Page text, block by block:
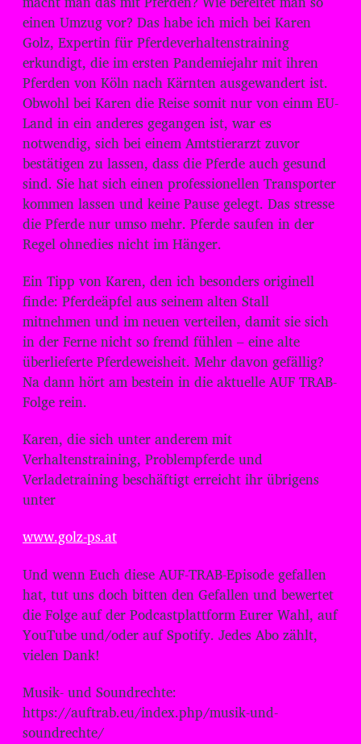
o
-
P
l
a
y
e
r
einen Umzug vor? Das habe ich mich bei Karen
Golz, Expertin für Pferdeverhaltenstraining
erkundigt, die im ersten Pandemiejahr mit ihren
Pferden von Köln nach Kärnten ausgewandert ist.
Obwohl bei Karen die Reise somit nur von einm EU-
Land in ein anderes gegangen ist, war es
notwendig, sich bei einem Amtstierarzt zuvor
bestätigen zu lassen, dass die Pferde auch gesund
sind. Sie hat sich einen professionellen Transporter
kommen lassen und keine Pause gelegt. Das stresse
die Pferde nur umso mehr. Pferde saufen in der
Regel ohnedies nicht im Hänger.
Ein Tipp von Karen, den ich besonders originell
finde: Pferdeäpfel aus seinem alten Stall
mitnehmen und im neuen verteilen, damit sie sich
in der Ferne nicht so fremd fühlen – eine alte
überlieferte Pferdeweisheit. Mehr davon gefällig?
Na dann hört am bestein in die aktuelle AUF TRAB-
Folge rein.
Karen, die sich unter anderem mit
Verhaltenstraining, Problempferde und
Verladetraining beschäftigt erreicht ihr übrigens
unter
www.golz-ps.at
Und wenn Euch diese AUF-TRAB-Episode gefallen
hat, tut uns doch bitten den Gefallen und bewertet
die Folge auf der Podcastplattform Eurer Wahl, auf
YouTube und/oder auf Spotify. Jedes Abo zählt,
vielen Dank!
Musik- und Soundrechte:
https://auftrab.eu/index.php/musik-und-
soundrechte/